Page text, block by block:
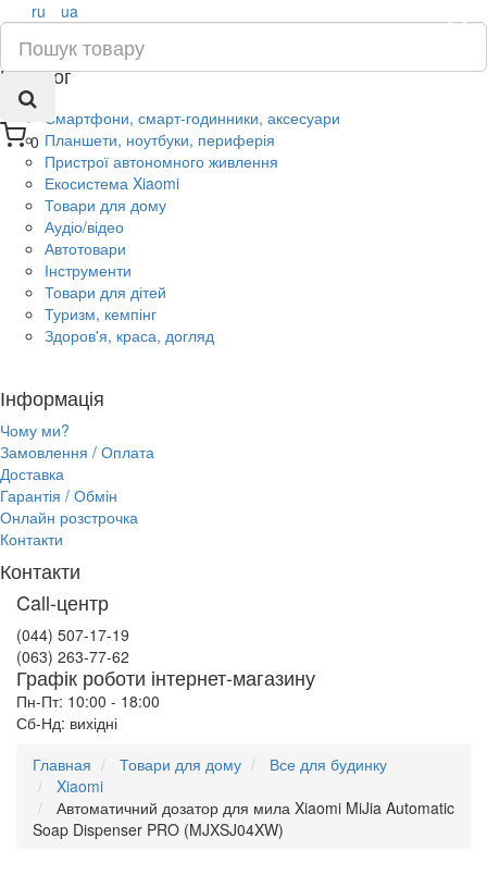
0
×
ru ua
Каталог
Смартфони, смарт-годинники, аксесуари
Планшети, ноутбуки, периферія
Пристрої автономного живлення
Екосистема Xiaomi
Товари для дому
Аудіо/відео
Автотовари
Інструменти
Товари для дітей
Туризм, кемпінг
Здоров'я, краса, догляд
Інформація
Чому ми?
Замовлення / Оплата
Доставка
Гарантія / Обмін
Онлайн розстрочка
Контакти
Контакти
Call-центр
(044) 507-17-19
(063) 263-77-62
Графік роботи інтернет-магазину
Пн-Пт: 10:00 - 18:00
Сб-Нд: вихідні
Главная
Товари для дому
Все для будинку
Xiaomi
Автоматичний дозатор для мила Xiaomi MiJia Automatic
Soap Dispenser PRO (MJXSJ04XW)